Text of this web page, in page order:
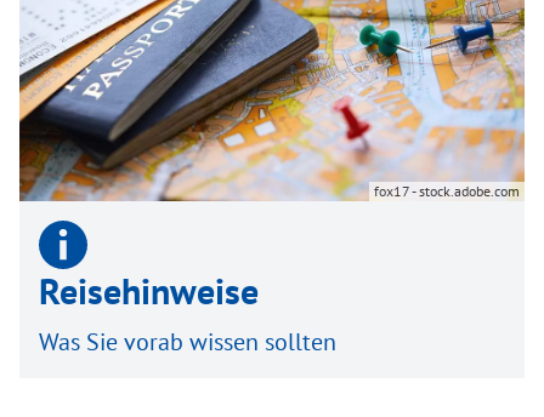
fox17 - stock.adobe.com
Reisehinweise
Was Sie vorab wissen sollten